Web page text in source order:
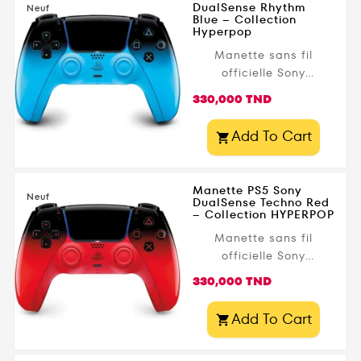
football et...
GameZone.tn.
Neuf DualSense Rhythm
Blue – Collection
Hyperpop
Manette sans fil
officielle Sony
PlayStation 5, coloris
Rhythm Blue de la
collection Hyperpop .
gâchettes adaptatives
et d’une immersion
exceptionnelle dans
vos jeux PS5.
Prix
330,000 TND
Add To Cart
Neuf Manette PS5 Sony
DualSense Techno Red
– Collection HYPERPOP
Manette sans fil
officielle Sony
PlayStation 5, coloris
Techno Red de la
collection HYPERPOP .
Prix
330,000 TND
Add To Cart